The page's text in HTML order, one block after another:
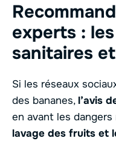
experts :
sanitaires
Si les réseaux
des bananes, l’avis
en avant les
lavage des fruits et